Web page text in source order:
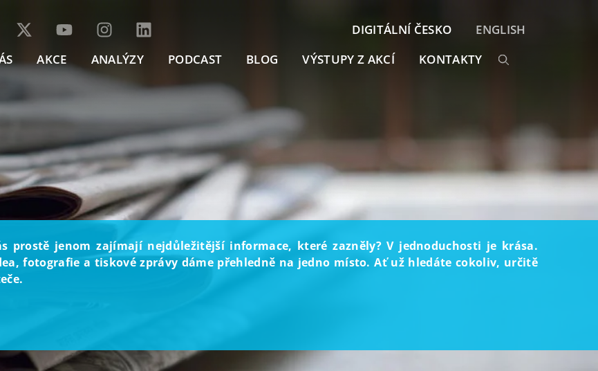
AKCE ANALÝZY PODCAST BLOG VÝSTUPY Z AKCÍ KONTAKTY
DIGITÁLNÍ ČESKO ENGLISH
prostě jenom zajímají nejdůležitější informace, které zazněly? V jednoduchosti je krása.
fotografie a tiskové zprávy dáme přehledně na jedno místo. Ať už hledáte cokoliv, určitě